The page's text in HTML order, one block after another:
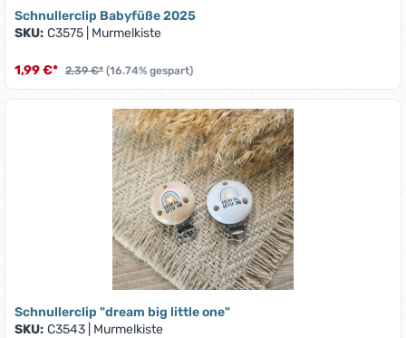
Schnullerclip Babyfüße 2025
SKU: C3575 Murmelkiste
1,99 €* 2,39 €* (16.74% gespart)
Schnullerclip "dream big little one"
SKU: C3543 Murmelkiste